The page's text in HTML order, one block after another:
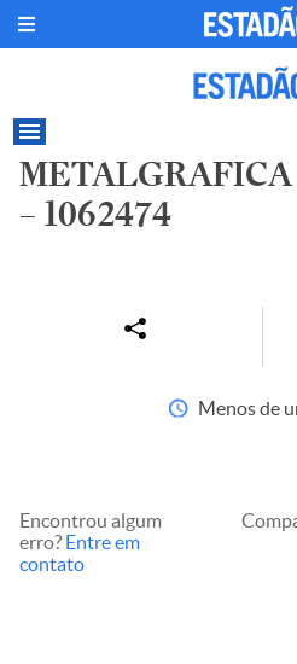
METALGRAFICA
– 1062474
Menos de
Encontrou algum
erro? Entre em
contato